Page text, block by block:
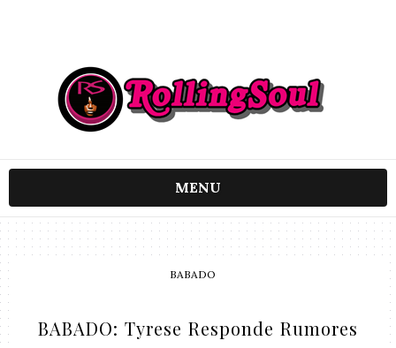
MENU
BABADO
BABADO: Tyrese Responde Rumores